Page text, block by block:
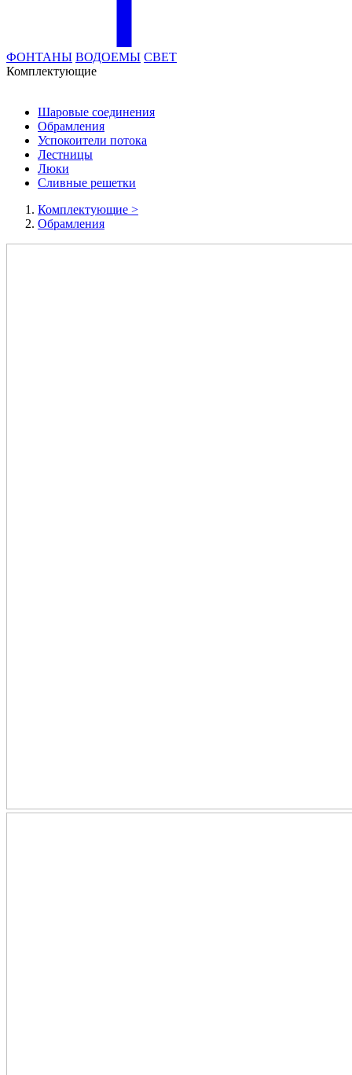
ФОНТАНЫ ВОДОЕМЫ СВЕТ
Комплектующие
Шаровые соединения
Обрамления
Успокоители потока
Лестницы
Люки
Сливные решетки
Комплектующие >
Обрамления